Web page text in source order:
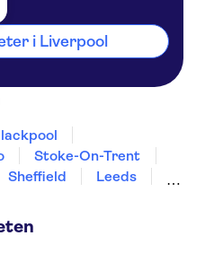
i Liverpool
Stoke-On-Trent
Sheffield
Leeds